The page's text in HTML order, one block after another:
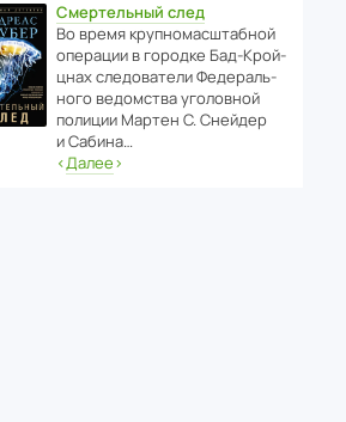
Смертельный след
Во время круп­но­мас­ш­та­бной
операции в городке Бад‑Крой­
цнах следо­ва­тели Феде­раль­
ного ведомства уголо­вной
полиции Мартен С. Снейдер
и Сабина…
‹Далее›